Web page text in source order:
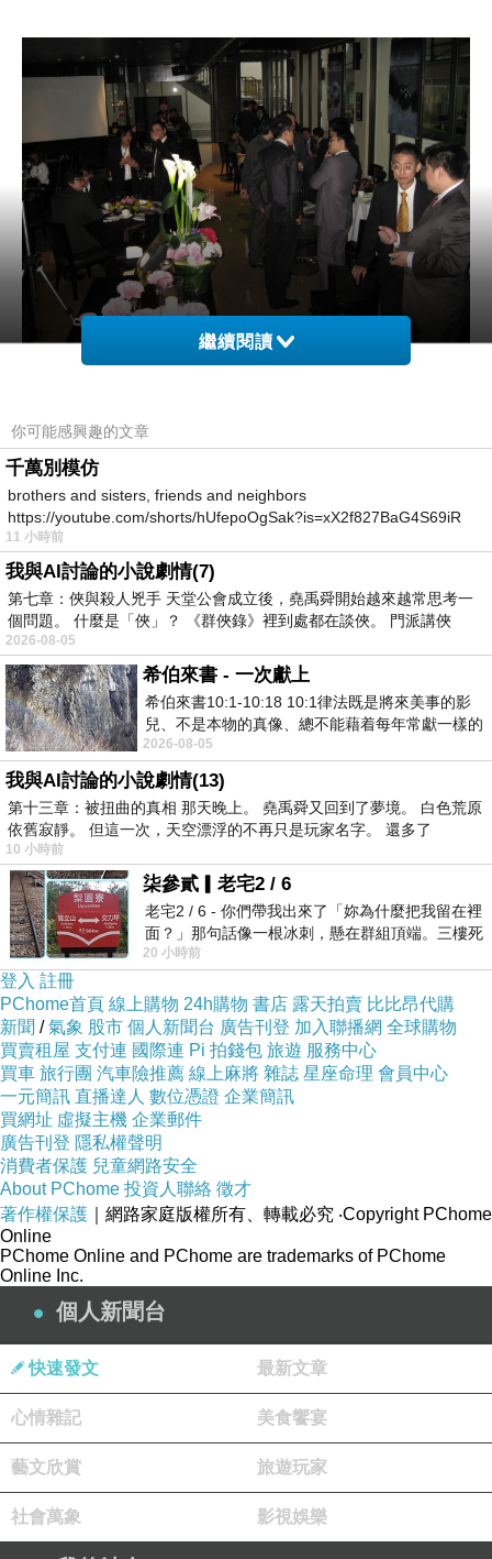
中人商匯總經理林志沛致詞後合影紀念
聚集而適時交換了20張珍貴名片收穫滿滿！
接著晚上參加位於武昌街的一場糖尿病健康講座
也收穫不少！
繼續閱讀
你可能感興趣的文章
千萬別模仿
brothers and sisters, friends and neighbors
https://youtube.com/shorts/hUfepoOgSak?is=xX2f827BaG4S69iR
https
11 小時前
我與AI討論的小說劇情(7)
第七章：俠與殺人兇手 天堂公會成立後，堯禹舜開始越來越常思考一
個問題。 什麼是「俠」？ 《群俠錄》裡到處都在談俠。 門派講俠
2026-08-05
希伯來書 - 一次獻上
希伯來書10:1-10:18 10:1律法既是將來美事的影
兒、不是本物的真像、總不能藉着每年常獻一樣的
祭物、叫那近前來的人得以完全。 10
2026-08-05
我與AI討論的小說劇情(13)
第十三章：被扭曲的真相 那天晚上。 堯禹舜又回到了夢境。 白色荒原
依舊寂靜。 但這一次，天空漂浮的不再只是玩家名字。 還多了
10 小時前
柒參貳▎老宅2 / 6
老宅2 / 6 - 你們帶我出來了「妳為什麼把我留在裡
面？」那句話像一根冰刺，懸在群組頂端。三樓死
死盯著照片裡的人。那個人確實站在
20 小時前
登入 註冊
PChome首頁 線上購物 24h購物 書店 露天拍賣 比比昂代購
新聞 /氣象 股市 個人新聞台 廣告刊登 加入聯播網 全球購物
買賣租屋 支付連 國際連 Pi 拍錢包 旅遊 服務中心
買車 旅行團 汽車險推薦 線上麻將 雜誌 星座命理 會員中心
一元簡訊 直播達人 數位憑證 企業簡訊
買網址 虛擬主機 企業郵件
廣告刊登 隱私權聲明
消費者保護 兒童網路安全
About PChome 投資人聯絡 徵才
著作權保護 ｜網路家庭版權所有、轉載必究 ‧Copyright PChome
Online
PChome Online and PChome are trademarks of PChome
Online Inc.
個人新聞台
快速發文 最新文章
心情雜記 美食饗宴
藝文欣賞 旅遊玩家
社會萬象 影視娛樂